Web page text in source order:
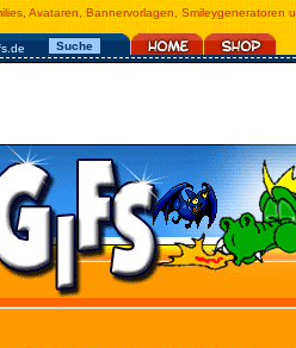
Avataren, Bannervorlagen, Smileygeneratoren